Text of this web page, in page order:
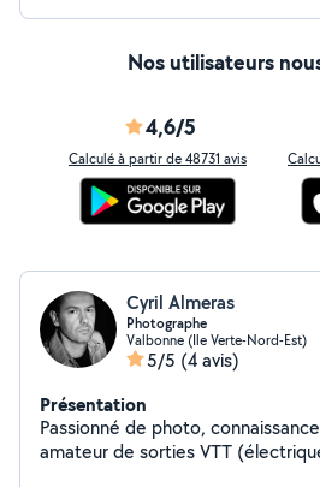
Nos utilisateurs
4,6/5
Calculé à partir de 48731 avis
Cyril Almeras
Photographe
Valbonne (Ile Verte-Nord-Est)
5/5 (4 avis)
Présentation
Passionné de photo, connaissances en informatique et
amateur de sorties VTT